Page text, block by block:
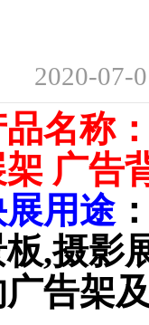
2020-
品名称
架 广告
用途
,摄影
广告架